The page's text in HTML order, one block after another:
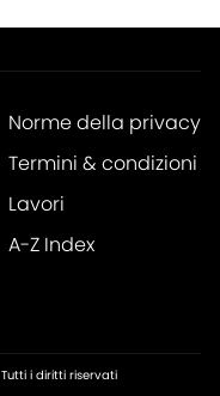
Norme della privacy
Termini & condizioni
Lavori
A-Z Index
Tutti i diritti riservati